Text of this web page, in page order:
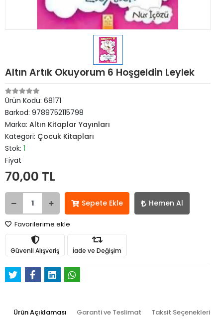
Altın Artık Okuyorum 6 Hoşgeldin Leylek
Ürün Kodu: 68171
Barkod: 9789752115798
Marka: Altın Kitaplar Yayınları
Kategori: Çocuk Kitapları
Stok: 1
Fiyat
70,00 TL
Sepete Ekle Hemen Al
Favorilerime ekle
Güvenli Alışveriş İade ve Değişim
Ürün Açıklaması Garanti ve Teslimat Taksit Seçenekleri